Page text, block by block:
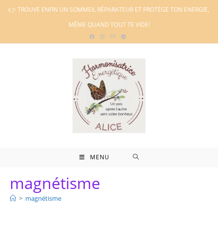
Skip👉 TROUVE ENFIN UN SOMMEIL RÉPARATEUR ET PROTÈGE TON ENERGIE,
MÊME QUAND TOUT TE VIDE!
MENU
magnétisme
> magnétisme